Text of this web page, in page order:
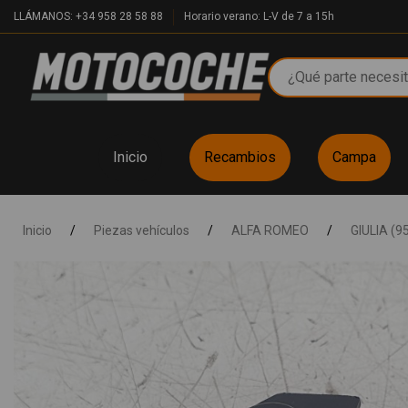
LLÁMANOS: +34 958 28 58 88 Horario verano: L-V de 7 a 15h
Inicio Recambios Campa
Inicio / Piezas vehículos / ALFA ROMEO / GIULIA